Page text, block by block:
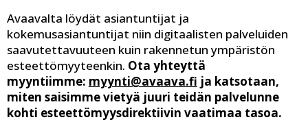
Avaavalta löydät asiantuntijat ja
kokemusasiantuntijat niin digitaalisten palveluiden
saavutettavuuteen kuin rakennetun ympäristön
esteettömyyteenkin. Ota yhteyttä
myyntiimme: myynti@avaava.fi ja katsotaan,
miten saisimme vietyä juuri teidän palvelunne
kohti esteettömyysdirektiivin vaatimaa tasoa.